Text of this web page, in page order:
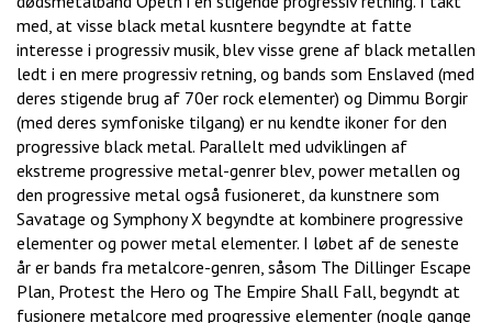
med, at visse black metal kusntere begyndte at fatte
interesse i progressiv musik, blev visse grene af black metallen
ledt i en mere progressiv retning, og bands som Enslaved (med
deres stigende brug af 70er rock elementer) og Dimmu Borgir
(med deres symfoniske tilgang) er nu kendte ikoner for den
progressive black metal. Parallelt med udviklingen af
ekstreme progressive metal-genrer blev, power metallen og
den progressive metal også fusioneret, da kunstnere som
Savatage og Symphony X begyndte at kombinere progressive
elementer og power metal elementer. I løbet af de seneste
år er bands fra metalcore-genren, såsom The Dillinger Escape
Plan, Protest the Hero og The Empire Shall Fall, begyndt at
fusionere metalcore med progressive elementer (nogle gange